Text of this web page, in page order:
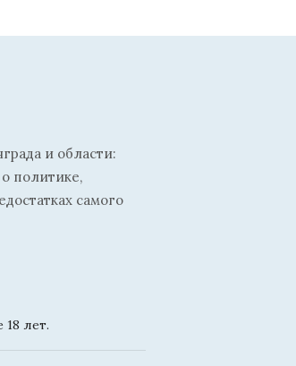
и области:
политике,
самого
лет.